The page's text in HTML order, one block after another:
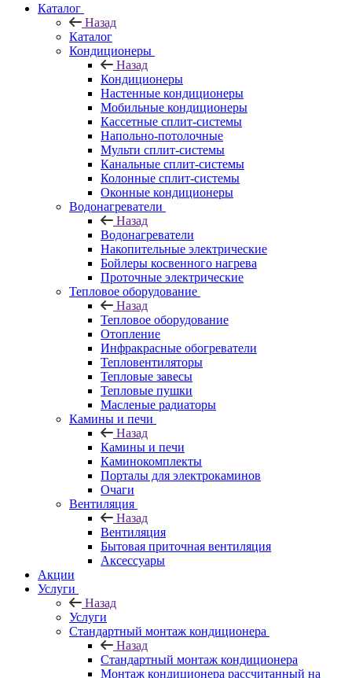
Каталог
Назад
Каталог
Кондиционеры
Назад
Кондиционеры
Настенные кондиционеры
Мобильные кондиционеры
Кассетные сплит-системы
Напольно-потолочные
Мульти сплит-системы
Канальные сплит-системы
Колонные сплит-системы
Оконные кондиционеры
Водонагреватели
Назад
Водонагреватели
Накопительные электрические
Бойлеры косвенного нагрева
Проточные электрические
Тепловое оборудование
Назад
Тепловое оборудование
Отопление
Инфракрасные обогреватели
Тепловентиляторы
Тепловые завесы
Тепловые пушки
Масленые радиаторы
Камины и печи
Назад
Камины и печи
Каминокомплекты
Порталы для электрокаминов
Очаги
Вентиляция
Назад
Вентиляция
Бытовая приточная вентиляция
Аксессуары
Акции
Услуги
Назад
Услуги
Стандартный монтаж кондиционера
Назад
Стандартный монтаж кондиционера
Монтаж кондиционера рассчитанный на